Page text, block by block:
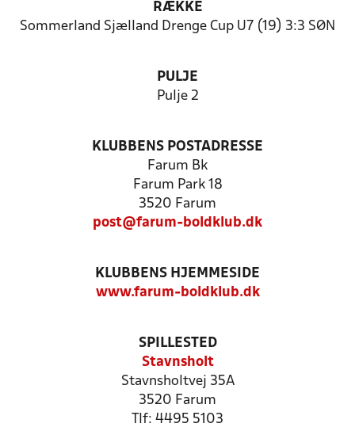
RÆKKE
Sommerland Sjælland Drenge Cup U7 (19) 3:3 SØN
PULJE
Pulje 2
KLUBBENS POSTADRESSE
Farum Bk
Farum Park 18
3520 Farum
post@farum-boldklub.dk
KLUBBENS HJEMMESIDE
www.farum-boldklub.dk
SPILLESTED
Stavnsholt
Stavnsholtvej 35A
3520 Farum
Tlf: 4495 5103